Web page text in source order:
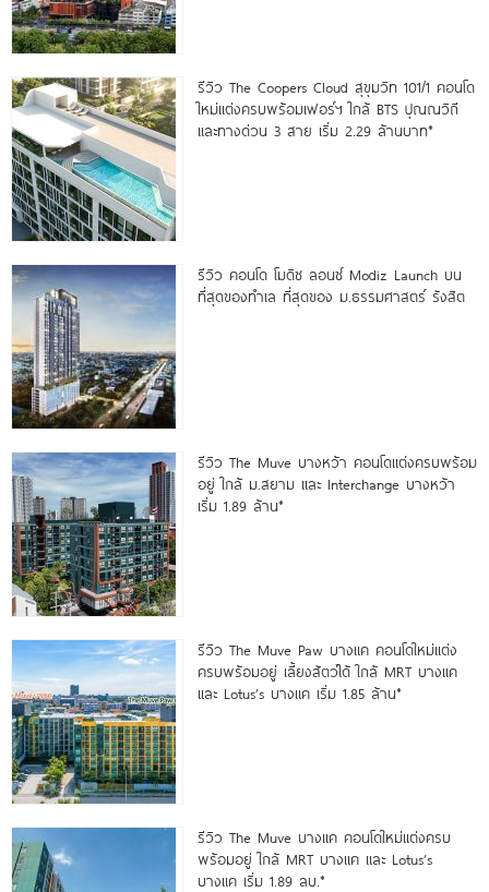
รีวิว The Coopers Cloud สุขุมวิท 101/1 คอนโด
ใหม่แต่งครบพร้อมเฟอร์ฯ ใกล้ BTS ปุณณวิถี
และทางด่วน 3 สาย เริ่ม 2.29 ล้านบาท*
รีวิว คอนโด โมดิซ ลอนซ์ Modiz Launch บน
ที่สุดของทำเล ที่สุดของ ม.ธรรมศาสตร์ รังสิต
รีวิว The Muve บางหว้า คอนโดแต่งครบพร้อม
อยู่ ใกล้ ม.สยาม และ Interchange บางหว้า
เริ่ม 1.89 ล้าน*
รีวิว The Muve Paw บางแค คอนโดใหม่แต่ง
ครบพร้อมอยู่ เลี้ยงสัตว์ได้ ใกล้ MRT บางแค
และ Lotus’s บางแค เริ่ม 1.85 ล้าน*
รีวิว The Muve บางแค คอนโดใหม่แต่งครบ
พร้อมอยู่ ใกล้ MRT บางแค และ Lotus’s
บางแค เริ่ม 1.89 ลบ.*